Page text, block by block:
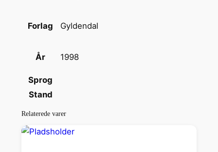
Forlag Gyldendal
År 1998
Sprog
Stand
Relaterede varer